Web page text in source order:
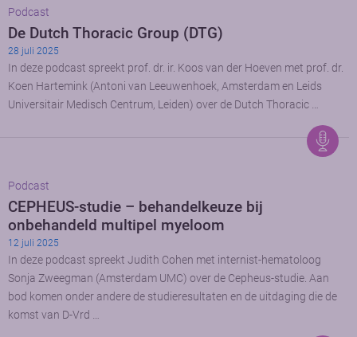
Podcast
De Dutch Thoracic Group (DTG)
28 juli 2025
In deze podcast spreekt prof. dr. ir. Koos van der Hoeven met prof. dr.
Koen Hartemink (Antoni van Leeuwenhoek, Amsterdam en Leids
Universitair Medisch Centrum, Leiden) over de Dutch Thoracic …
Podcast
CEPHEUS-studie – behandelkeuze bij
onbehandeld multipel myeloom
12 juli 2025
In deze podcast spreekt Judith Cohen met internist-hematoloog
Sonja Zweegman (Amsterdam UMC) over de Cepheus-studie. Aan
bod komen onder andere de studieresultaten en de uitdaging die de
komst van D-Vrd …